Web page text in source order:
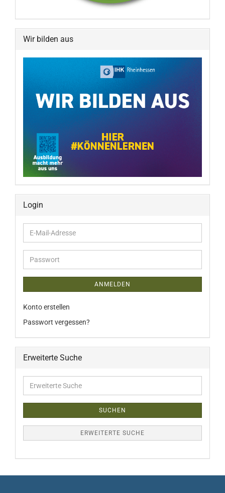
Wir bilden aus
Login
E-
Mail-
Adresse
Passwort
ANMELDEN
Konto erstellen
Passwort vergessen?
Erweiterte Suche
Suche
SUCHEN
ERWEITERTE SUCHE